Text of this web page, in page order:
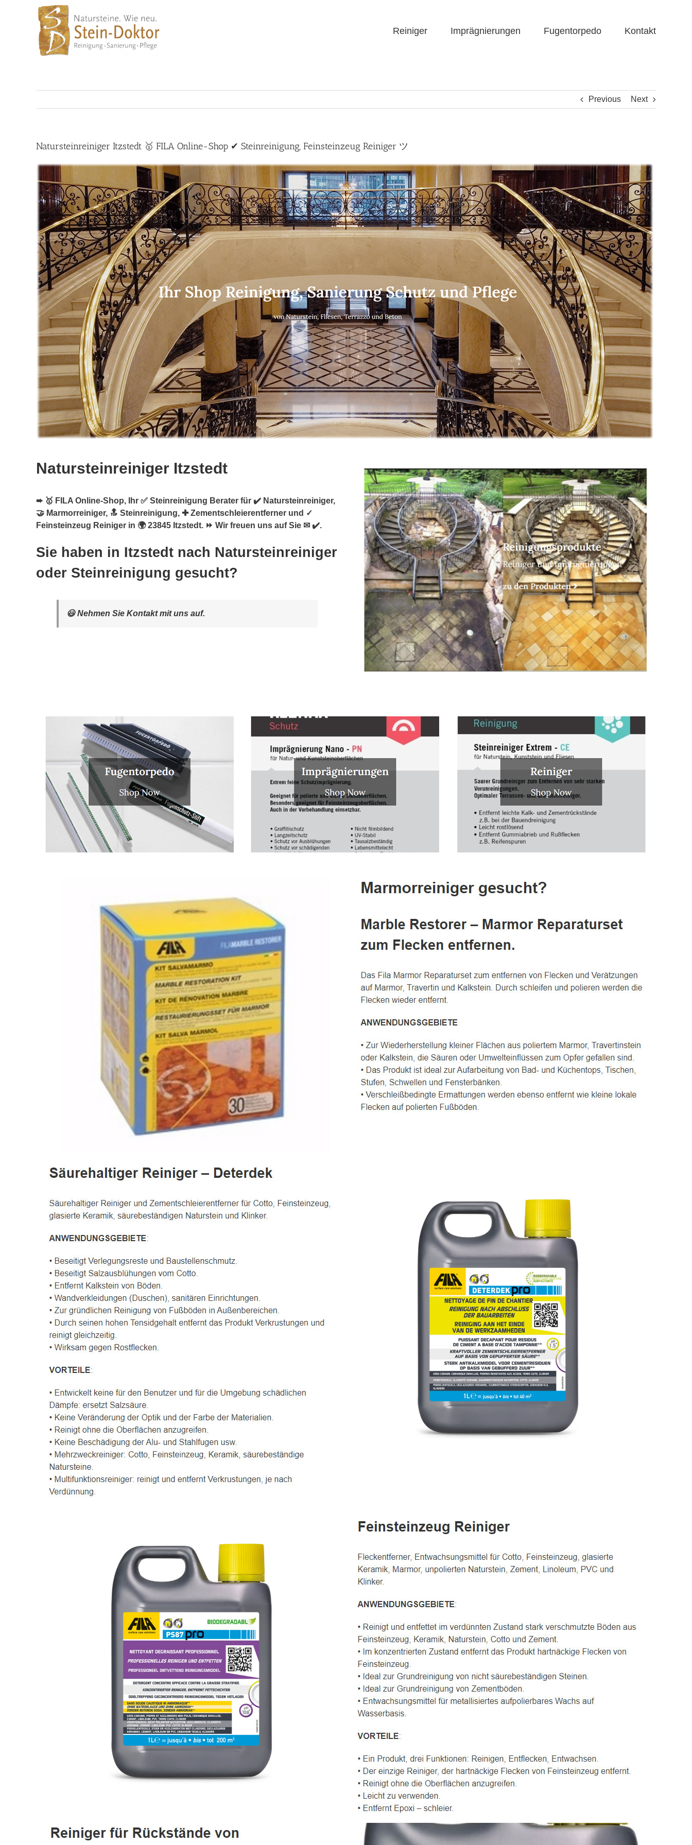
Reiniger Imprägnierungen Fugentorpedo Kontakt
Previous Next
Natursteinreiniger Itzstedt 🥇 FILA Online-Shop ✔ Steinreinigung, Feinsteinzeug Reiniger ツ
Natursteinreiniger Itzstedt
➨ 🥇 FILA Online-Shop, Ihr ✅ Steinreinigung Berater für ✔️ Natursteinreiniger,
🤝 Marmorreiniger, 🔝 Steinreinigung, ✚ Zementschleierentferner und ✓
Feinsteinzeug Reiniger in 🌍 23845 Itzstedt. ⏩ Wir freuen uns auf Sie ✉ ✔️.
Sie haben in Itzstedt nach Natursteinreiniger
oder Steinreinigung gesucht?
😃 Nehmen Sie Kontakt mit uns auf.